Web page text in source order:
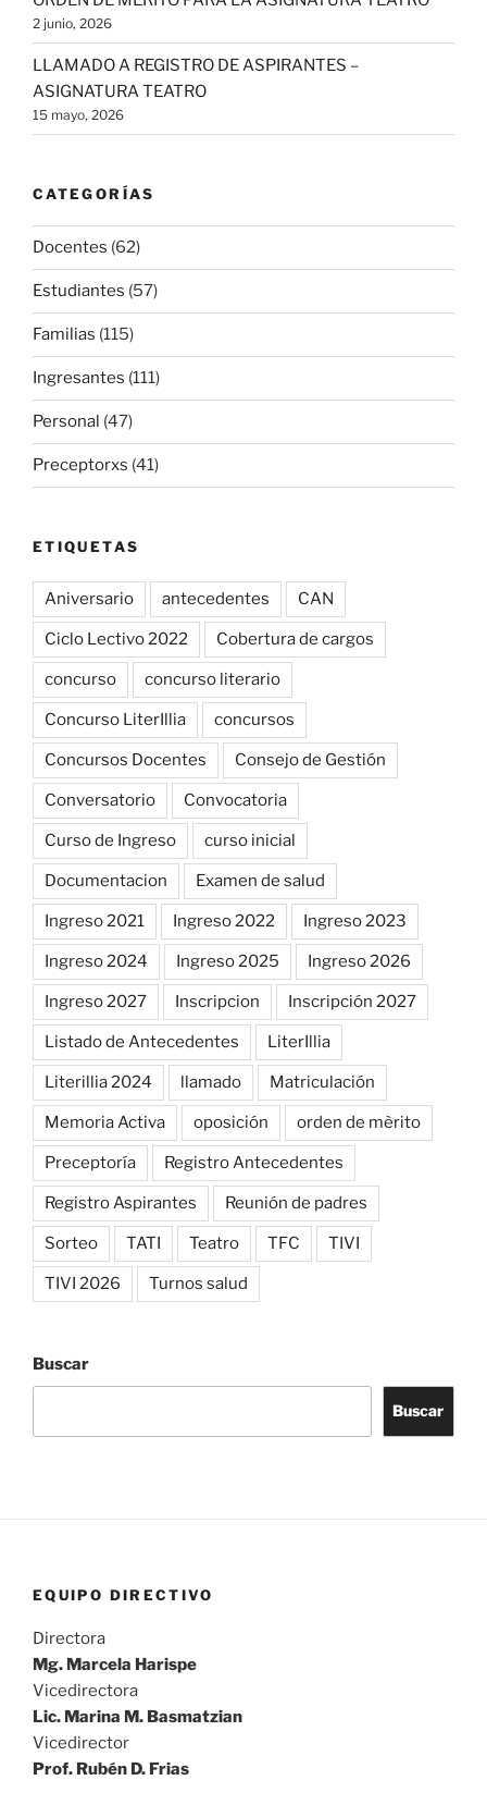
2 junio, 2026
LLAMADO A REGISTRO DE ASPIRANTES –
ASIGNATURA TEATRO
15 mayo, 2026
CATEGORÍAS
Docentes (62)
Estudiantes (57)
Familias (115)
Ingresantes (111)
Personal (47)
Preceptorxs (41)
ETIQUETAS
Aniversario antecedentes CAN
Ciclo Lectivo 2022 Cobertura de cargos
concurso concurso literario
Concurso LiterIllia concursos
Concursos Docentes Consejo de Gestión
Conversatorio Convocatoria
Curso de Ingreso curso inicial
Documentacion Examen de salud
Ingreso 2021 Ingreso 2022 Ingreso 2023
Ingreso 2024 Ingreso 2025 Ingreso 2026
Ingreso 2027 Inscripcion Inscripción 2027
Listado de Antecedentes LiterIllia
Literillia 2024 llamado Matriculación
Memoria Activa oposición orden de mèrito
Preceptoría Registro Antecedentes
Registro Aspirantes Reunión de padres
Sorteo TATI Teatro TFC TIVI
TIVI 2026 Turnos salud
Buscar
Buscar
EQUIPO DIRECTIVO
Directora
Mg. Marcela Harispe
Vicedirectora
Lic. Marina M. Basmatzian
Vicedirector
Prof. Rubén D. Frias